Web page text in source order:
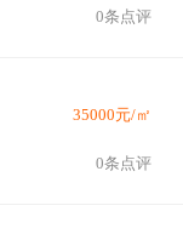
0条点评
35000元/㎡
0条点评